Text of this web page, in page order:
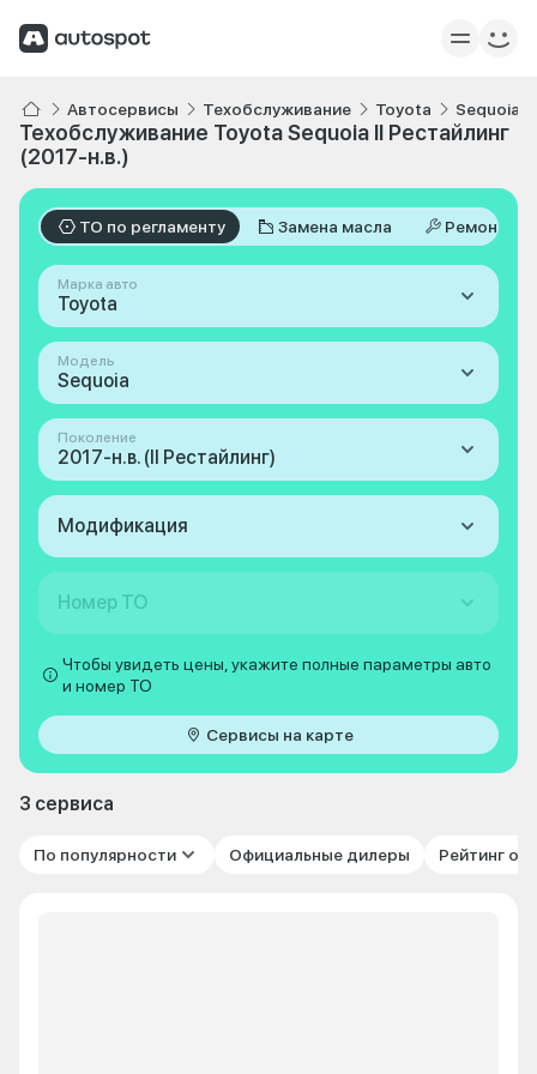
Автосервисы Техобслуживание Toyota Sequoia
Техобслуживание Toyota Sequoia II Рестайлинг
(2017-н.в.)
ТО по регламенту Замена масла Ремонт
Марка авто
Toyota
Модель
Sequoia
Поколение
2017-н.в. (II Рестайлинг)
Модификация
Номер ТО
Чтобы увидеть цены, укажите полные параметры авто
и номер ТО
Сервисы на карте
3 сервиса
По популярности Официальные дилеры Рейтинг